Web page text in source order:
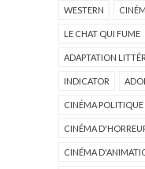
WESTERN
LE CHAT QUI FUME
ADAPTATION
INDICATOR
CINÉMA POLITIQUE
CINÉMA
CINÉMA